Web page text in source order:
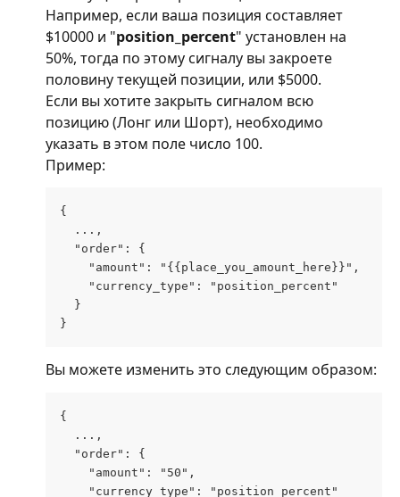
Например, если ваша позиция составляет
$10000 и "position_percent" установлен на
50%, тогда по этому сигналу вы закроете
половину текущей позиции, или $5000.
Если вы хотите закрыть сигналом всю
позицию (Лонг или Шорт), необходимо
указать в этом поле число 100.
Пример:
{
  ...,
  "order": {
    "amount": "{{place_you_amount_here}}",
    "currency_type": "position_percent"
  }
}
Вы можете изменить это следующим образом:
{
  ...,
  "order": {
    "amount": "50",
    "currency_type": "position_percent"